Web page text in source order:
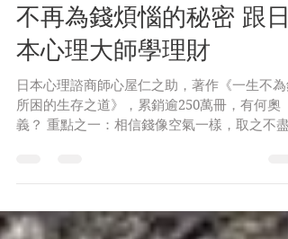
Jan 3, 2018 2 min read
不再為錢煩惱的秘密 跟日
本心理大師學理財
日本心理諮商師心屋仁之助，著作《一生不為
用之不竭，愛怎樣花錢，便怎樣花錢吧！